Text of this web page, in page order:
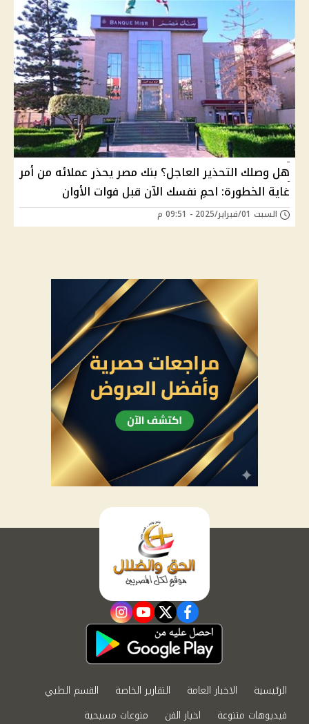
هل وصلك التحذير العاجل؟ بنك مصر يحذر عملائه من أمر
غاية الخطورة: احمِ نفسك الآن قبل فوات الأوان
السبت 01/فبراير/2025 - 09:51 م
facebook
twitter
youtube
instagram
الرئيسية الاخبار العامة التقارير الخاصة
القسم الطبي
فيديوهات متنوعة
اخبار الفن منوعات مسيحية